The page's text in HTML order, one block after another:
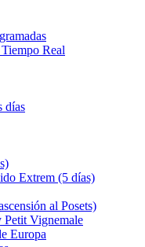
Tiempo Real
días
Extrem (5 días)
al Posets)
Petit Vignemale
Europa